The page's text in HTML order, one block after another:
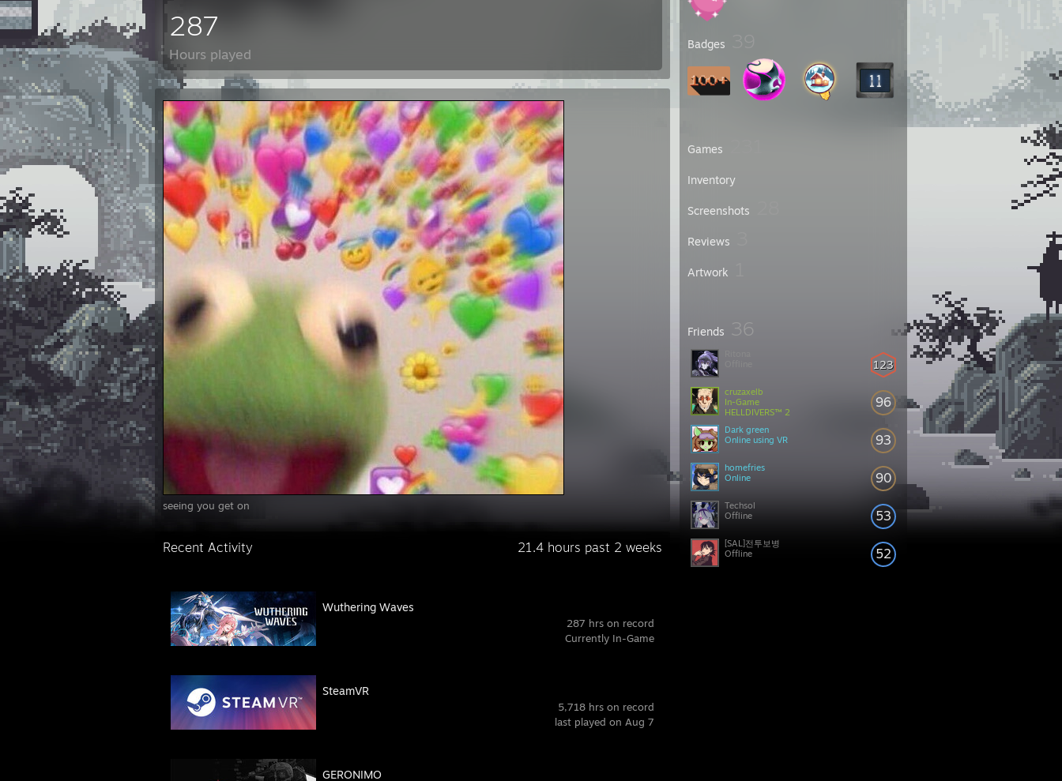
Badges
Games
Inventory
Screenshots
Reviews
Artwork
Friends 36
123
96
cruzaxelb
In-Game
HELLDIVERS™ 2
93
Dark green
Online using VR
90
homefries
Online
53
Techsol
Offline
52
[SAL]전투보병
Offline
287
Hours played
seeing you get on
Recent Activity 21.4 hours past 2 weeks
287 hrs on record
Currently In-Game
Wuthering Waves
5,718 hrs on record
last played on Aug 7
SteamVR
GERONIMO